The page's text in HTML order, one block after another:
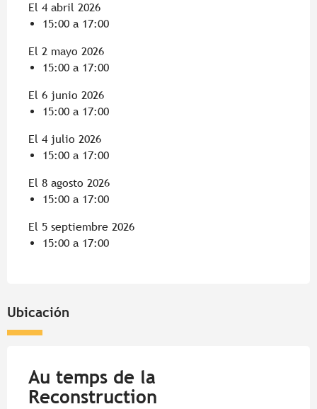
El 4 abril 2026
15:00 a 17:00
El 2 mayo 2026
15:00 a 17:00
El 6 junio 2026
15:00 a 17:00
El 4 julio 2026
15:00 a 17:00
El 8 agosto 2026
15:00 a 17:00
El 5 septiembre 2026
15:00 a 17:00
Ubicación
Au temps de la
Reconstruction